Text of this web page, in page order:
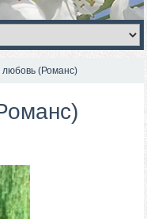
любовь (Романс)